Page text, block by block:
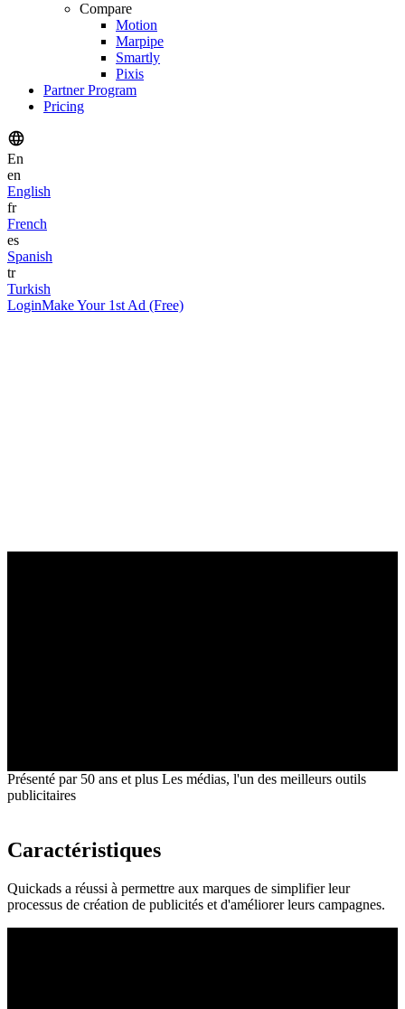
Compare
Motion
Marpipe
Smartly
Pixis
Partner Program
Pricing
En
en
English
fr
French
es
Spanish
tr
Turkish
LoginMake Your 1st Ad (Free)
Présenté par 50 ans et plus Les médias, l'un des meilleurs outils
publicitaires
Caractéristiques
Quickads a réussi à permettre aux marques de simplifier leur
processus de création de publicités et d'améliorer leurs campagnes.